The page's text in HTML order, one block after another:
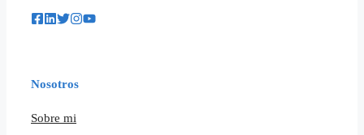
Nosotros
Sobre mi